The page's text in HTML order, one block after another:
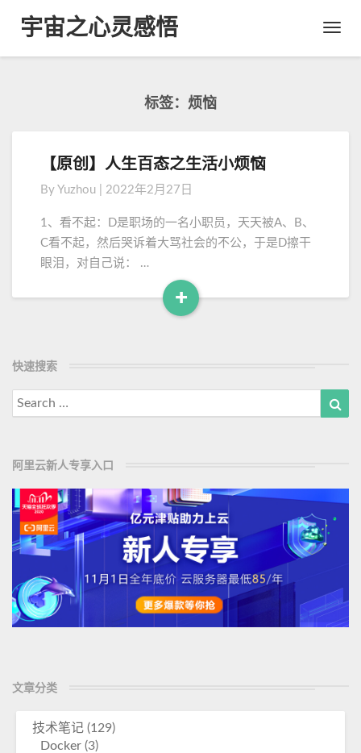
Toggle
宇宙之心灵感悟
标签：烦恼
原
创
】
人
百
小
【原创】人生百态之生活小烦恼
By Yuzhou 2022年2月27日
1、看不起：D是职场的一名小职员，天天被A、B、
C看不起，然后哭诉着大骂社会的不公，于是D擦干
眼泪，对自己说： …
+
R
o
快速搜索
Search
for:
阿里云新人专享入口
文章分类
技术笔记 (129)
Docker (3)